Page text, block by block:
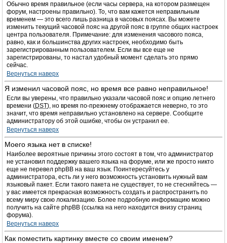
Обычно время правильное (если часы сервера, на котором размещен
форум, настроены правильно). То, что вам кажется неправильным
временем — это всего лишь разница в часовых поясах. Вы можете
изменить текущий часовой пояс на другой пояс в группе общих настроек
центра пользователя. Примечание: для изменения часового пояса,
равно, как и большинства других настроек, необходимо быть
зарегистрированным пользователем. Если вы все еще не
зарегистрированы, то настал удобный момент сделать это прямо
сейчас.
Вернуться наверх
Я изменил часовой пояс, но время все равно неправильное!
Если вы уверены, что правильно указали часовой пояс и опцию летнего
времени (DST), но время по-прежнему отображается неверно, то это
значит, что время неправильно установлено на сервере. Сообщите
администратору об этой ошибке, чтобы он устранил ее.
Вернуться наверх
Моего языка нет в списке!
Наиболее вероятные причины этого состоят в том, что администратор
не установил поддержку вашего языка на форуме, или же просто никто
еще не перевел phpBB на ваш язык. Поинтересуйтесь у
администратора, есть ли у него возможность установить нужный вам
языковый пакет. Если такого пакета не существует, то не стесняйтесь —
у вас имеется прекрасная возможность создать и распространить по
всему миру свою локализацию. Более подробную информацию можно
получить на сайте phpBB (ссылка на него находится внизу страниц
форума).
Вернуться наверх
Как поместить картинку вместе со своим именем?